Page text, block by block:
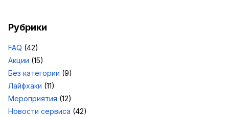
Рубрики
FAQ (42)
Акции (15)
Без категории (9)
Лайфхаки (11)
Мероприятия (12)
Новости сервиса (42)